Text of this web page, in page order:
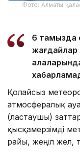
Фото: Алматы
6 тамызда
жағдайлар
Қолайсыз
атмосфералық
(ластаушы)
қысқамерзімді
райы, жеңіл жел,